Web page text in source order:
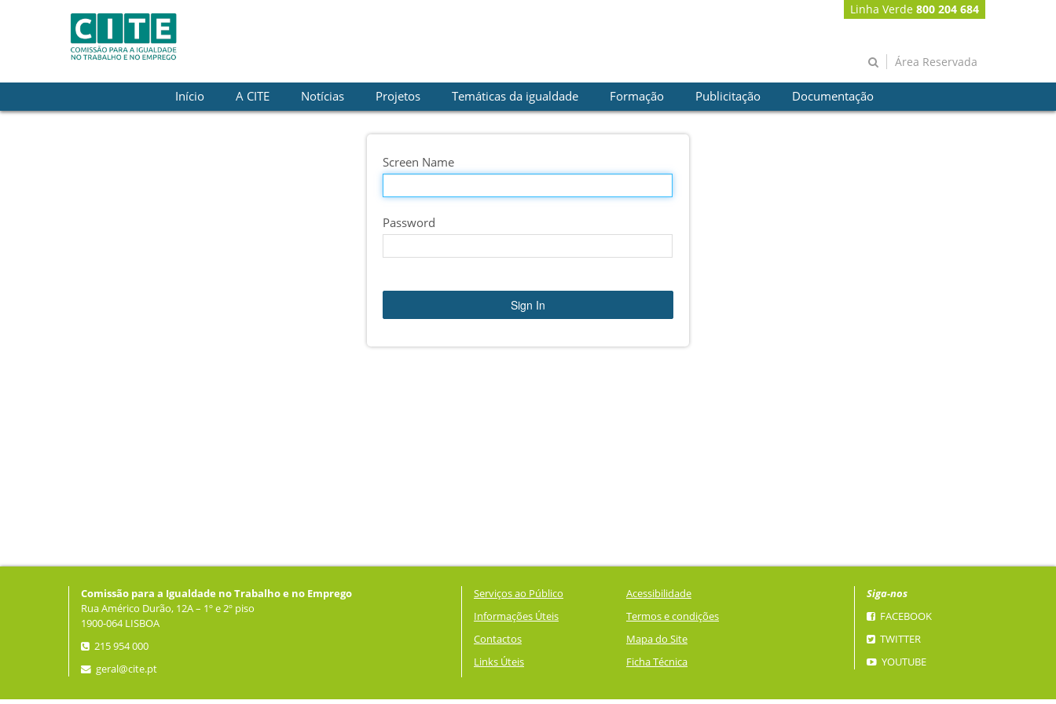
Linha Verde 800 204 684
Área Reservada
Início A CITE Notícias Projetos Temáticas da igualdade Formação Publicitação Documentação
Screen Name
Password
Sign In
Comissão para a Igualdade no Trabalho e no Emprego
Rua Américo Durão, 12A – 1º e 2º piso
1900-064 LISBOA
215 954 000
geral@cite.pt
Serviços ao Público
Informações Úteis
Contactos
Links Úteis
Acessibilidade
Termos e condições
Mapa do Site
Ficha Técnica
Siga-nos
FACEBOOK
TWITTER
YOUTUBE